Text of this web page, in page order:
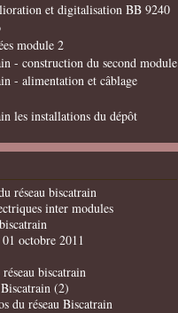
et digitalisation BB 9240
module 2
- construction du second module
- alimentation et câblage
les installations du dépôt
réseau biscatrain
inter modules
octobre 2011
biscatrain
(2)
du réseau Biscatrain